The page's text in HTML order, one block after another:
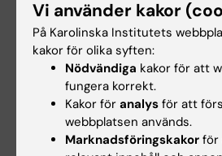
KI:s webbutbildning om bias i
bedömningsprocesser
- på
Samma kurs på engelska
Dokument
Vi använder kakor
På Karolinska Institutets
kakor för olika syften:
Nödvändiga kakor för att
fungera korrekt.
Kakor för analys för att
webbplatsen används.
Marknadsföringskakor för